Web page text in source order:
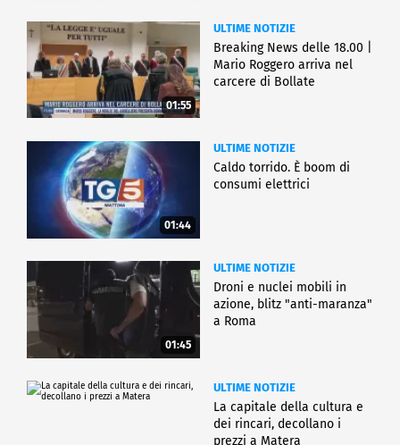
01:55
ULTIME NOTIZIE
Breaking News delle 18.00 |
Mario Roggero arriva nel
carcere di Bollate
01:44
ULTIME NOTIZIE
Caldo torrido. È boom di
consumi elettrici
01:45
ULTIME NOTIZIE
Droni e nuclei mobili in
azione, blitz "anti-maranza"
a Roma
ULTIME NOTIZIE
La capitale della cultura e
dei rincari, decollano i
prezzi a Matera